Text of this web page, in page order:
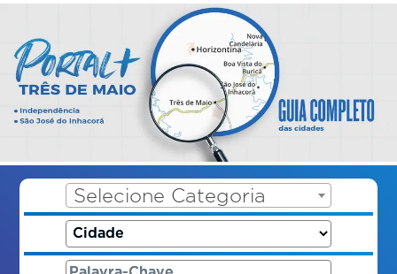
Selecione Categoria